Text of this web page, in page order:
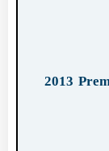
2013